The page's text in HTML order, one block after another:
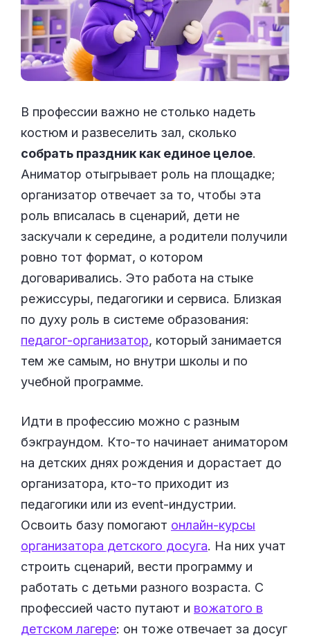
В профессии важно не столько надеть
костюм и развеселить зал, сколько
собрать праздник как единое целое.
Аниматор отыгрывает роль на площадке;
организатор отвечает за то, чтобы эта
роль вписалась в сценарий, дети не
заскучали к середине, а родители получили
ровно тот формат, о котором
договаривались. Это работа на стыке
режиссуры, педагогики и сервиса. Близкая
по духу роль в системе образования:
педагог-организатор, который занимается
тем же самым, но внутри школы и по
учебной программе.
Идти в профессию можно с разным
бэкграундом. Кто-то начинает аниматором
на детских днях рождения и дорастает до
организатора, кто-то приходит из
педагогики или из event-индустрии.
Освоить базу помогают онлайн-курсы
организатора детского досуга. На них учат
строить сценарий, вести программу и
работать с детьми разного возраста. С
профессией часто путают и вожатого в
детском лагере: он тоже отвечает за досуг